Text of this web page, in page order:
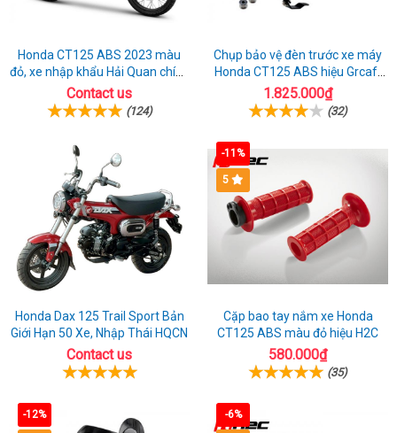
Honda CT125 ABS 2023 màu
đỏ, xe nhập khẩu Hải Quan chính
ngạch
Contact us
(124)
Chụp bảo vệ đèn trước xe máy
Honda CT125 ABS hiệu Grcaft
chính hãng
1.825.000₫
(32)
Honda Dax 125 Trail Sport Bản
Giới Hạn 50 Xe, Nhập Thái HQCN
Contact us
-11%
5
Cặp bao tay nắm xe Honda
CT125 ABS màu đỏ hiệu H2C
580.000₫
(35)
-12% -6%